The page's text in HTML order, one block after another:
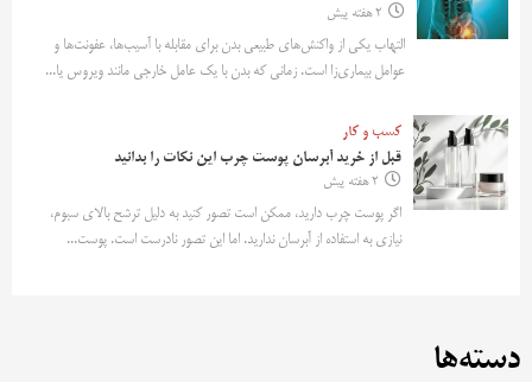
2 هفته پیش
التهاب یکی از واکنش‌های طبیعی بدن برای مقابله با آسیب‌ها، عفونت‌ها و
عوامل بیماری‌زا است. زمانی که بدن با یک عامل خارجی مانند ویروس یا...
کسب و کار
قبل از خرید آبرسان پوست چرب این نکات را بدانید
2 هفته پیش
اگر پوست چرب دارید، ممکن است تصور کنید به دلیل ترشح بالای سبوم،
نیازی به استفاده از آبرسان ندارید. اما این تصور نادرست است. پوست...
دسته‌ها